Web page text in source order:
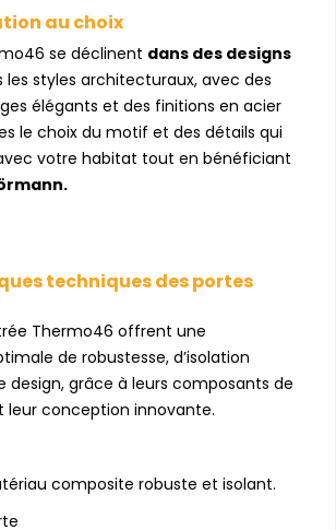
au choix
se déclinent dans des designs
les styles architecturaux, avec des
élégants et des finitions en acier
le choix du motif et des détails qui
votre habitat tout en bénéficiant
techniques des portes
Thermo46 offrent une
de robustesse, d’isolation
design, grâce à leurs composants de
leur conception innovante.
composite robuste et isolant.